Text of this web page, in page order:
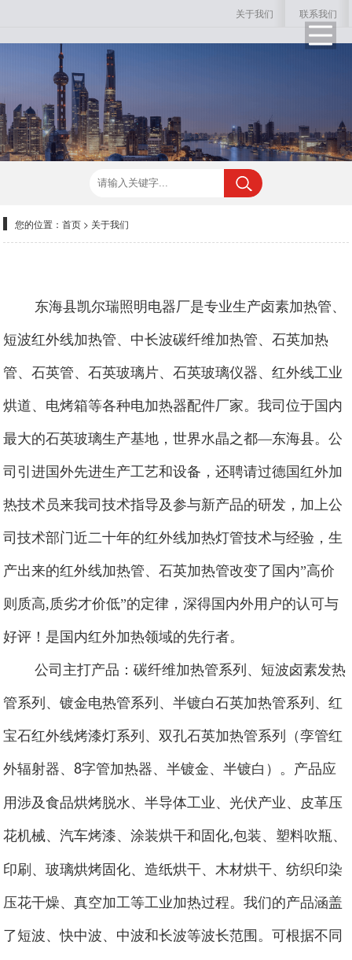
关于我们 联系我们
您的位置：首页 > 关于我们
东海县凯尔瑞照明电器厂是专业生产卤素加热管、
短波红外线加热管、中长波碳纤维加热管、石英加热
管、石英管、石英玻璃片、石英玻璃仪器、红外线工业
烘道、电烤箱等各种电加热器配件厂家。我司位于国内
最大的石英玻璃生产基地，世界水晶之都—东海县。公
司引进国外先进生产工艺和设备，还聘请过德国红外加
热技术员来我司技术指导及参与新产品的研发，加上公
司技术部门近二十年的红外线加热灯管技术与经验，生
产出来的红外线加热管、石英加热管改变了国内”高价
则质高,质劣才价低”的定律，深得国内外用户的认可与
好评！是国内红外加热领域的先行者。
公司主打产品：碳纤维加热管系列、短波卤素发热
管系列、镀金电热管系列、半镀白石英加热管系列、红
宝石红外线烤漆灯系列、双孔石英加热管系列（孪管红
外辐射器、8字管加热器、半镀金、半镀白）。产品应
用涉及食品烘烤脱水、半导体工业、光伏产业、皮革压
花机械、汽车烤漆、涂装烘干和固化,包装、塑料吹瓶、
印刷、玻璃烘烤固化、造纸烘干、木材烘干、纺织印染
压花干燥、真空加工等工业加热过程。我们的产品涵盖
了短波、快中波、中波和长波等波长范围。可根据不同